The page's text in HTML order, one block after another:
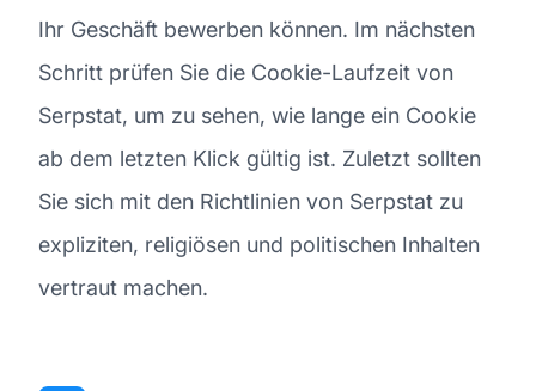
Ihr Geschäft bewerben können. Im nächsten
Schritt prüfen Sie die Cookie-Laufzeit von
Serpstat, um zu sehen, wie lange ein Cookie
ab dem letzten Klick gültig ist. Zuletzt sollten
Sie sich mit den Richtlinien von Serpstat zu
expliziten, religiösen und politischen Inhalten
vertraut machen.